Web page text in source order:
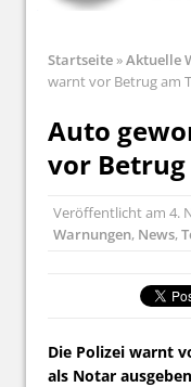
Startseite»Aktuelle
warnt vor Betrug am
Auto
vor
Veröffentlicht am 4.
Warnungen, News,
Die Polizei warnt
als Notar